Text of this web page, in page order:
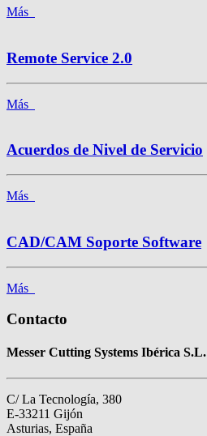
Más
Remote Service 2.0
Más
Acuerdos de Nivel de Servicio
Más
CAD/CAM Soporte Software
Más
Contacto
Messer Cutting Systems Ibérica S.L.
C/ La Tecnología, 380
E-33211 Gijón
Asturias, España